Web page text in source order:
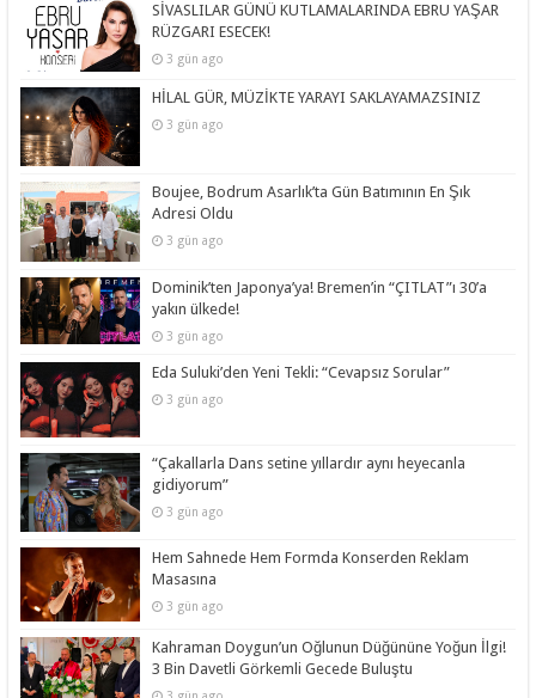
SİVASLILAR GÜNÜ KUTLAMALARINDA EBRU YAŞAR
RÜZGARI ESECEK!
3 gün ago
HİLAL GÜR, MÜZİKTE YARAYI SAKLAYAMAZSINIZ
3 gün ago
Boujee, Bodrum Asarlık’ta Gün Batımının En Şık
Adresi Oldu
3 gün ago
Dominik’ten Japonya’ya! Bremen’in “ÇITLAT”ı 30’a
yakın ülkede!
3 gün ago
Eda Suluki’den Yeni Tekli: “Cevapsız Sorular”
3 gün ago
“Çakallarla Dans setine yıllardır aynı heyecanla
gidiyorum”
3 gün ago
Hem Sahnede Hem Formda Konserden Reklam
Masasına
3 gün ago
Kahraman Doygun’un Oğlunun Düğününe Yoğun İlgi!
3 Bin Davetli Görkemli Gecede Buluştu